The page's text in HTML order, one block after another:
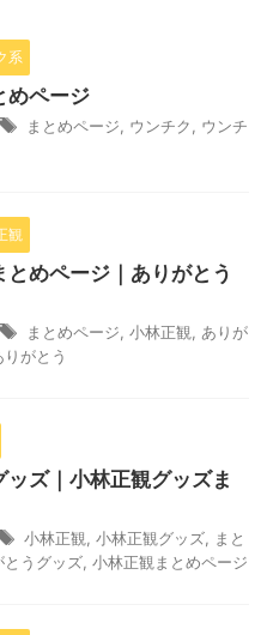
系
めページ
まとめページ ウンチク
ウンチ
観
とめページ｜ありがとう
まとめページ 小林正観
ありが
りがとう
ッズ｜小林正観グッズま
小林正観 小林正観グッズ
まと
とうグッズ 小林正観まとめページ